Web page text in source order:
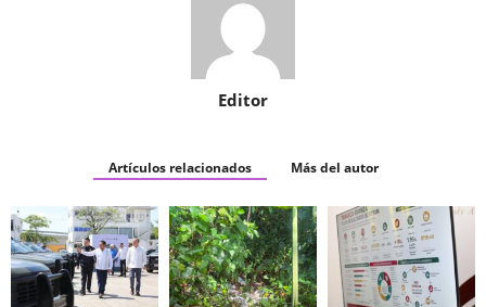
Editor
Artículos relacionados Más del autor